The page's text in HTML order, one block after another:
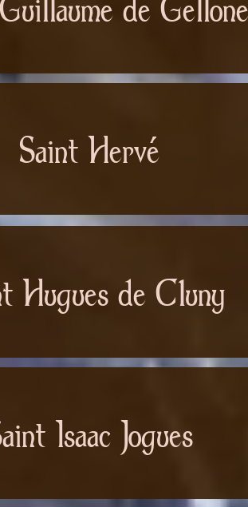
Saint Hervé
Hugues de Cluny
Isaac Jogues